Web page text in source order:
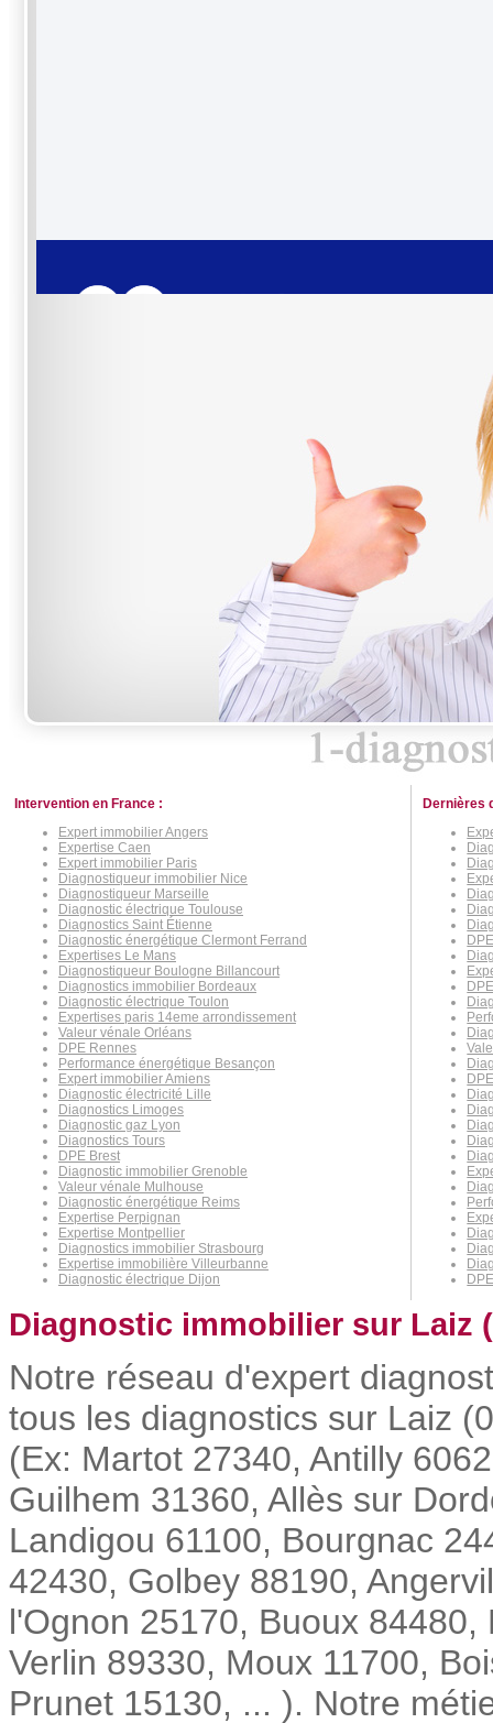
Intervention en France :
Expert immobilier Angers
Expertise Caen
Expert immobilier Paris
Diagnostiqueur immobilier Nice
Diagnostiqueur Marseille
Diagnostic électrique Toulouse
Diagnostics Saint Étienne
Diagnostic énergétique Clermont Ferrand
Expertises Le Mans
Diagnostiqueur Boulogne Billancourt
Diagnostics immobilier Bordeaux
Diagnostic électrique Toulon
Expertises paris 14eme arrondissement
Valeur vénale Orléans
DPE Rennes
Performance énergétique Besançon
Expert immobilier Amiens
Diagnostic électricité Lille
Diagnostics Limoges
Diagnostic gaz Lyon
Diagnostics Tours
DPE Brest
Diagnostic immobilier Grenoble
Valeur vénale Mulhouse
Diagnostic énergétique Reims
Expertise Perpignan
Expertise Montpellier
Diagnostics immobilier Strasbourg
Expertise immobilière Villeurbanne
Diagnostic électrique Dijon
Dernières
Diagnostic immobilier sur Laiz
Notre réseau d'expert
tous les diagnostics sur Laiz
(Ex: Martot 27340, Antilly
Guilhem 31360, Allès sur
Landigou 61100, Bourgnac
42430, Golbey 88190,
l'Ognon 25170, Buoux
Verlin 89330, Moux 11700,
Prunet 15130, ... ). Notre